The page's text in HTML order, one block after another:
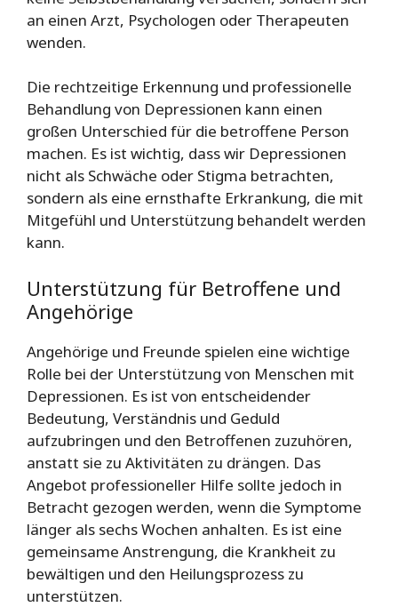
an einen Arzt, Psychologen oder Therapeuten
wenden.
Die rechtzeitige Erkennung und professionelle
Behandlung von Depressionen kann einen
großen Unterschied für die betroffene Person
machen. Es ist wichtig, dass wir Depressionen
nicht als Schwäche oder Stigma betrachten,
sondern als eine ernsthafte Erkrankung, die mit
Mitgefühl und Unterstützung behandelt werden
kann.
Unterstützung für Betroffene und
Angehörige
Angehörige und Freunde spielen eine wichtige
Rolle bei der Unterstützung von Menschen mit
Depressionen. Es ist von entscheidender
Bedeutung, Verständnis und Geduld
aufzubringen und den Betroffenen zuzuhören,
anstatt sie zu Aktivitäten zu drängen. Das
Angebot professioneller Hilfe sollte jedoch in
Betracht gezogen werden, wenn die Symptome
länger als sechs Wochen anhalten. Es ist eine
gemeinsame Anstrengung, die Krankheit zu
bewältigen und den Heilungsprozess zu
unterstützen.